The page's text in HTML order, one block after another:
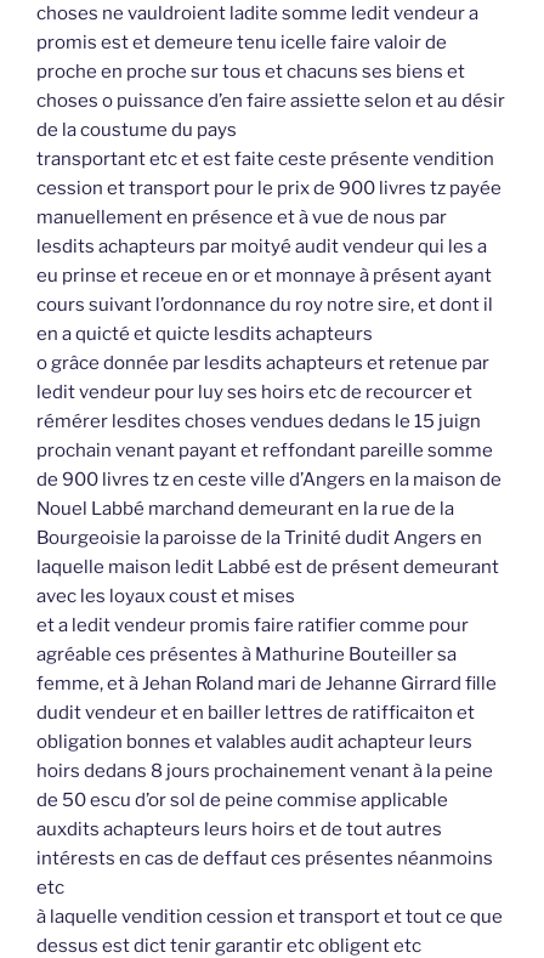
choses ne vauldroient ladite somme ledit vendeur a
promis est et demeure tenu icelle faire valoir de
proche en proche sur tous et chacuns ses biens et
choses o puissance d’en faire assiette selon et au désir
de la coustume du pays
transportant etc et est faite ceste présente vendition
cession et transport pour le prix de 900 livres tz payée
manuellement en présence et à vue de nous par
lesdits achapteurs par moityé audit vendeur qui les a
eu prinse et receue en or et monnaye à présent ayant
cours suivant l’ordonnance du roy notre sire, et dont il
en a quicté et quicte lesdits achapteurs
o grâce donnée par lesdits achapteurs et retenue par
ledit vendeur pour luy ses hoirs etc de recourcer et
rémérer lesdites choses vendues dedans le 15 juign
prochain venant payant et reffondant pareille somme
de 900 livres tz en ceste ville d’Angers en la maison de
Nouel Labbé marchand demeurant en la rue de la
Bourgeoisie la paroisse de la Trinité dudit Angers en
laquelle maison ledit Labbé est de présent demeurant
avec les loyaux coust et mises
et a ledit vendeur promis faire ratifier comme pour
agréable ces présentes à Mathurine Bouteiller sa
femme, et à Jehan Roland mari de Jehanne Girrard fille
dudit vendeur et en bailler lettres de ratifficaiton et
obligation bonnes et valables audit achapteur leurs
hoirs dedans 8 jours prochainement venant à la peine
de 50 escu d’or sol de peine commise applicable
auxdits achapteurs leurs hoirs et de tout autres
intérests en cas de deffaut ces présentes néanmoins
etc
à laquelle vendition cession et transport et tout ce que
dessus est dict tenir garantir etc obligent etc